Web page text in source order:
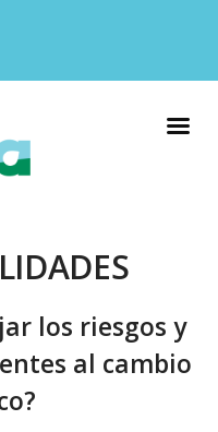
los riesgos y
al cambio